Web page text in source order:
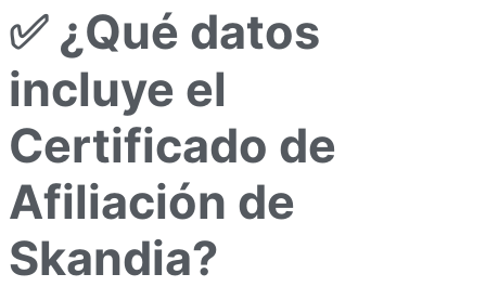
✅ ¿Qué datos
incluye el
Certificado de
Afiliación de
Skandia?